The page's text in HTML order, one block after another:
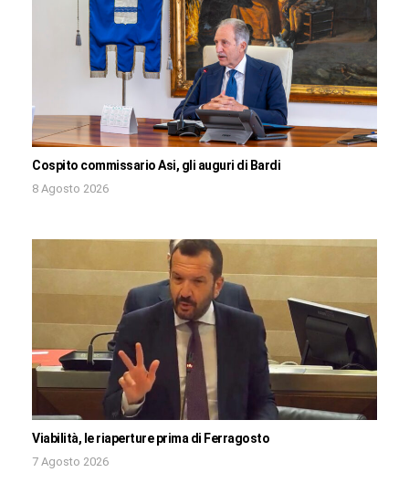
Cospito commissario Asi, gli auguri di Bardi
8 Agosto 2026
Viabilità, le riaperture prima di Ferragosto
7 Agosto 2026